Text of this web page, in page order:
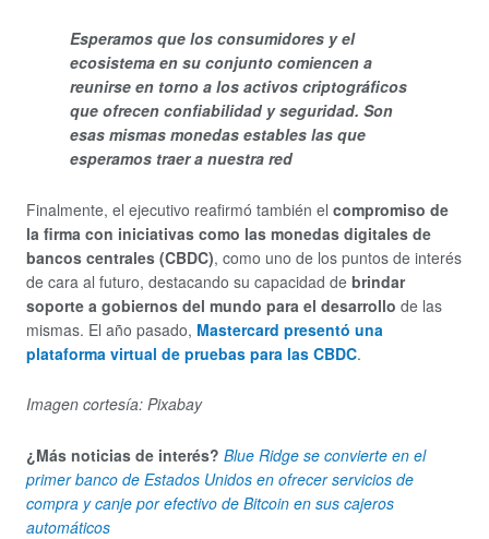
Esperamos que los consumidores y el
ecosistema en su conjunto comiencen a
reunirse en torno a los activos criptográficos
que ofrecen confiabilidad y seguridad. Son
esas mismas monedas estables las que
esperamos traer a nuestra red
Finalmente, el ejecutivo reafirmó también el compromiso de
la firma con iniciativas como las monedas digitales de
bancos centrales (CBDC), como uno de los puntos de interés
de cara al futuro, destacando su capacidad de brindar
soporte a gobiernos del mundo para el desarrollo de las
mismas. El año pasado, Mastercard presentó una
plataforma virtual de pruebas para las CBDC.
Imagen cortesía: Pixabay
¿Más noticias de interés? Blue Ridge se convierte en el
primer banco de Estados Unidos en ofrecer servicios de
compra y canje por efectivo de Bitcoin en sus cajeros
automáticos